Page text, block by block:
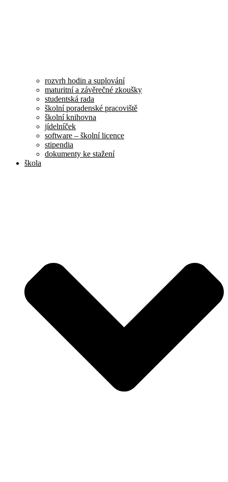
rozvrh hodin a suplování
maturitní a závěrečné zkoušky
studentská rada
školní poradenské pracoviště
školní knihovna
jídelníček
software – školní licence
stipendia
dokumenty ke stažení
škola